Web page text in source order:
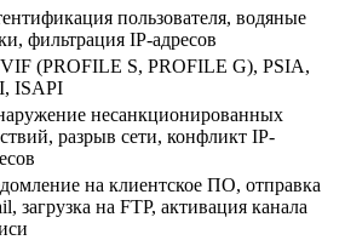
пользователя, водяные
фильтрация IP-адресов
(PROFILE S, PROFILE G), PSIA,
ISAPI
несанкционированных
разрыв сети, конфликт IP-
на клиентское ПО, отправка
загрузка на FTP, активация канала